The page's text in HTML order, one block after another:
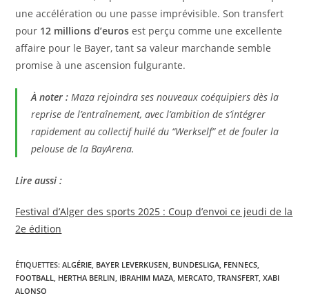
une accélération ou une passe imprévisible. Son transfert
pour 12 millions d’euros est perçu comme une excellente
affaire pour le Bayer, tant sa valeur marchande semble
promise à une ascension fulgurante.
À noter : Maza rejoindra ses nouveaux coéquipiers dès la
reprise de l’entraînement, avec l’ambition de s’intégrer
rapidement au collectif huilé du “Werkself” et de fouler la
pelouse de la BayArena.
Lire aussi :
Festival d’Alger des sports 2025 : Coup d’envoi ce jeudi de la
2e édition
ÉTIQUETTES:ALGÉRIE BAYER LEVERKUSEN BUNDESLIGA FENNECS
FOOTBALL
HERTHA BERLIN IBRAHIM MAZA MERCATO TRANSFERT XABI
ALONSO